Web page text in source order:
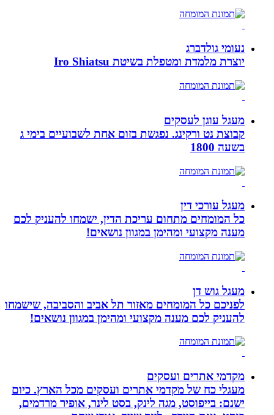
נעומי גולדברג
יוצרת מלמדת ומטפלת בשיטת Iro Shiatsu
מעגל עוגן לעסקים
קבוצת נט ורקינג. נפגשת בזום אחת לשבועיים בימי ג
בשעה 1800
מעגל עורכי דין
כל המומחים מתחום עריכת הדין, ישמחו להעניק לכם
מענה מקצועי ומהימן במגוון נושאים!
מעגל גוש דן
לפניכם כל המומחים מאזור תל אביב והסביבה, שישמחו
להעניק לכם מענה מקצועי ומהימן במגוון נושאים!
מקדמי אתרים ועסקים
מעגלי כח של מקדמי אתרים ועסקים מכל הארץ. כיום
ישנם: בייפוסט, מגה לינק, בסט לינר, אופיר מרדמים,